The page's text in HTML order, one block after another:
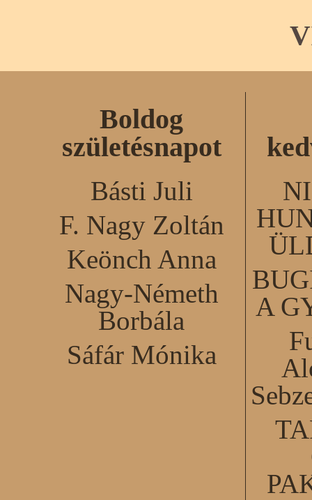
Boldog
születésnapot
Básti Juli
F. Nagy Zoltán
Keönch Anna
Nagy-Németh
Borbála
Sáfár Mónika
A